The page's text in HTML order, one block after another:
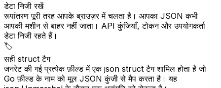
डेटा निजी रखें
रूपांतरण पूरी तरह आपके ब्राउज़र में चलता है। आपका JSON कभी
आपकी मशीन से बाहर नहीं जाता। API कुंजियाँ, टोकन और उपयोगकर्ता
डेटा निजी रहते हैं।
🏷️
सही struct टैग
जनरेट की गई प्रत्येक फ़ील्ड में एक json struct टैग शामिल होता है जो
Go फ़ील्ड के नाम को मूल JSON कुंजी से मैप करता है। यह